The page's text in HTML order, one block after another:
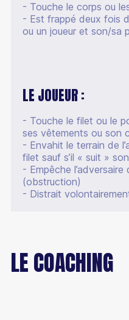
- Touche le corps ou
- Est frappé deux fois
ou un joueur et son/sa
LE JOUEUR :
- Touche le filet ou le
ses vêtements ou son
- Envahit le terrain de
filet sauf s’il « suit »
- Empêche
(obstruction)
- Distrait
LE COACHING